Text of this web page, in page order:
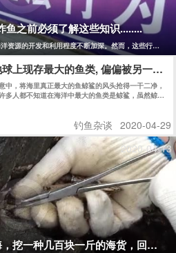
鱼之前必须了解这些知识........
资源的开发和利用程度不断加深。然而，这些行为也
上现存最大的鱼类, 偏偏被另一种
中，将海里真正最大的鱼鲸鲨的风头抢得一干二净，
多人都不知道在海洋中最大的鱼类是鲸鲨，虽然鲸鲨
钓鱼杂谈 2020-04-29
2020-04-13
挖一种几百块一斤的海货，回家煮